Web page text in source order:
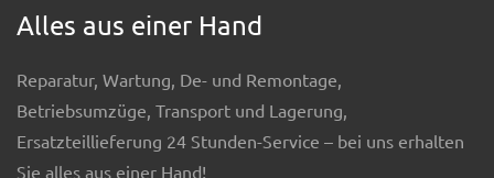
Alles aus einer Hand
Reparatur, Wartung, De- und Remontage,
Betriebsumzüge, Transport und Lagerung,
Ersatzteillieferung 24 Stunden-Service – bei uns erhalten
Sie alles aus einer Hand!